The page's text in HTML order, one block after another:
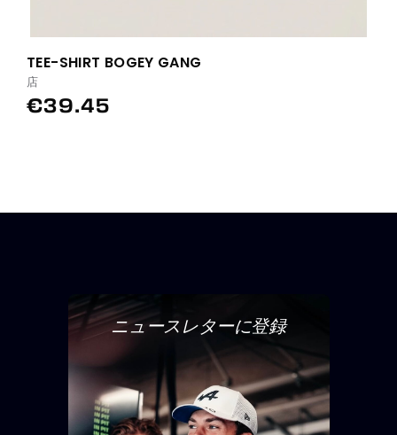
TEE-SHIRT BOGEY GANG
店
€39.45
ニュースレターに登録